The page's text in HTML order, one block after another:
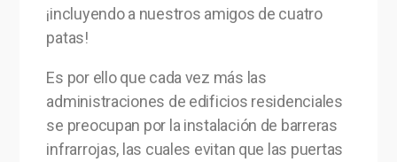
¡incluyendo a nuestros amigos de cuatro
patas!
Es por ello que cada vez más las
administraciones de edificios residenciales
se preocupan por la instalación de barreras
infrarrojas, las cuales evitan que las puertas